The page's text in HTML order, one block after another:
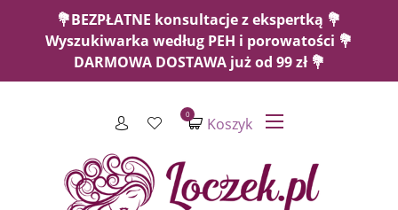
💐BEZPŁATNE konsultacje z ekspertką 💐
Wyszukiwarka według PEH i porowatości 💐
DARMOWA DOSTAWA już od 99 zł 💐
Koszyk
0